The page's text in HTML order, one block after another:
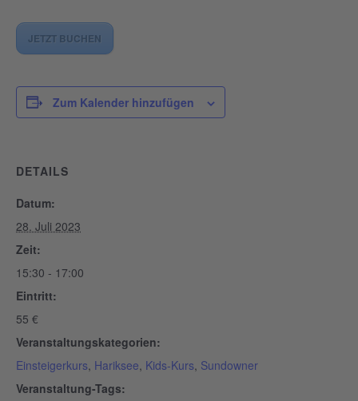
JETZT BUCHEN
Zum Kalender hinzufügen
DETAILS
Datum:
28. Juli 2023
Zeit:
15:30 - 17:00
Eintritt:
55 €
Veranstaltungskategorien:
Einsteigerkurs, Hariksee, Kids-Kurs, Sundowner
Veranstaltung-Tags: